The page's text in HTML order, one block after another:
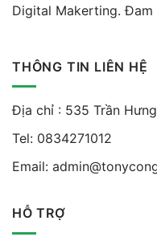
Digital Makerting.
THÔNG TIN LIÊN HỆ
Địa chỉ : 535 Trần
Tel: 0834271012
Email:
HỖ TRỢ